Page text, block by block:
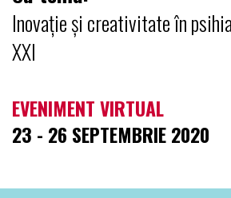
Inovație și creativitate în
XXI
EVENIMENT VIRTUAL
23 - 26 SEPTEMBRIE 2020